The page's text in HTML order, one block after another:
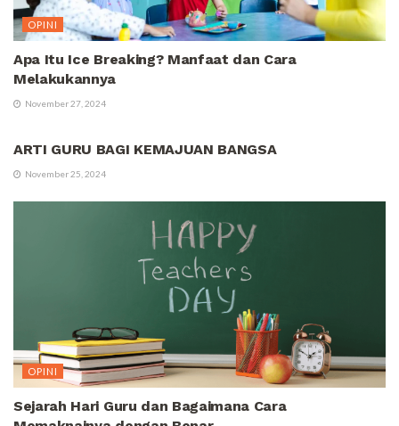
OPINI
Apa Itu Ice Breaking? Manfaat dan Cara
Melakukannya
November 27, 2024
ARTI GURU BAGI KEMAJUAN BANGSA
November 25, 2024
OPINI
Sejarah Hari Guru dan Bagaimana Cara